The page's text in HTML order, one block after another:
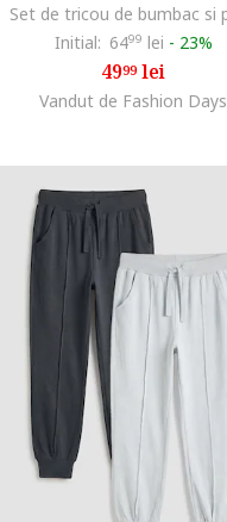
Initial: 6499 lei - 23%
4999lei
Vandut de Fashion Days